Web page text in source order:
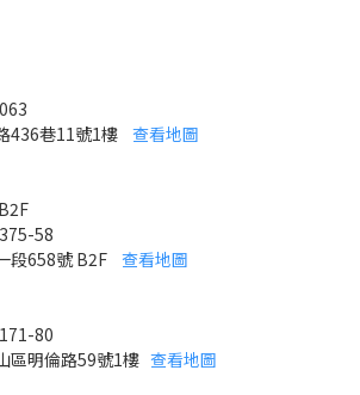
436巷11號1樓 查看地圖
58
段658號 B2F 查看地圖
80
區明倫路59號1樓 查看地圖